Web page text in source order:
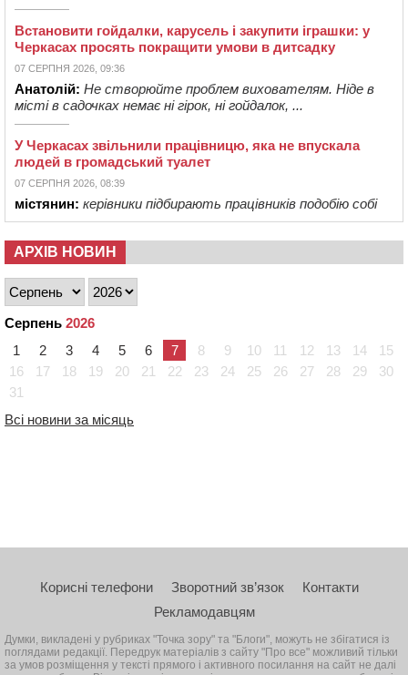
Встановити гойдалки, карусель і закупити іграшки: у
Черкасах просять покращити умови в дитсадку
07 СЕРПНЯ 2026, 09:36
Анатолій: Не створюйте проблем вихователям. Ніде в
місті в садочках немає ні гірок, ні гойдалок, ...
У Черкасах звільнили працівницю, яка не впускала
людей в громадський туалет
07 СЕРПНЯ 2026, 08:39
містянин: керівники підбирають працівників подобію собі
АРХІВ НОВИН
Серпень 2026
1
2 3 4 5 6 7 8 9 10 11 12 13 14
15
16
17 18 19 20 21 22 23 24 25 26 27 28 29
30
31
Всі новини за місяць
Корисні телефони Зворотний зв’язок
Контакти
Рекламодавцям
Думки, викладені у рубриках "Точка зору" та "Блоги", можуть не збігатися із
поглядами редакції. Передрук матеріалів з сайту "Про все" можливий тільки
за умов розміщення у тексті прямого і активного посилання на сайт не далі